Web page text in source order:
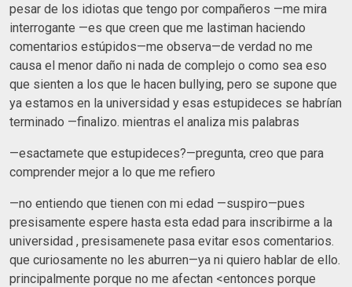
pesar de los idiotas que tengo por compañeros —me mira
interrogante —es que creen que me lastiman haciendo
comentarios estúpidos—me observa—de verdad no me
causa el menor daño ni nada de complejo o como sea eso
que sienten a los que le hacen bullying, pero se supone que
ya estamos en la universidad y esas estupideces se habrían
terminado —finalizo. mientras el analiza mis palabras
—esactamete que estupideces?—pregunta, creo que para
comprender mejor a lo que me refiero
—no entiendo que tienen con mi edad —suspiro—pues
presisamente espere hasta esta edad para inscribirme a la
universidad , presisamenete pasa evitar esos comentarios.
que curiosamente no les aburren—ya ni quiero hablar de ello.
principalmente porque no me afectan <entonces porque